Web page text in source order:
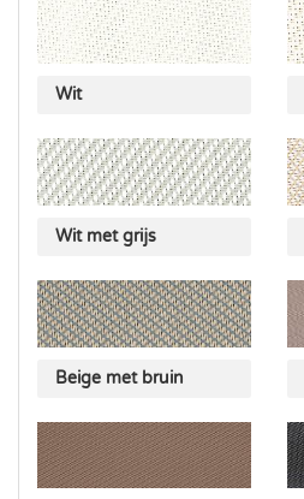
Wit
Wit met grijs
Beige met bruin